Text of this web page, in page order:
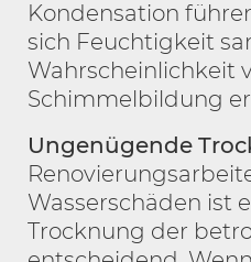
Kondensation
sich Feuchtigkeit
Wahrscheinlichkeit
Schimmelbildung
Ungenügende
Wasserschäden ist
Trocknung der